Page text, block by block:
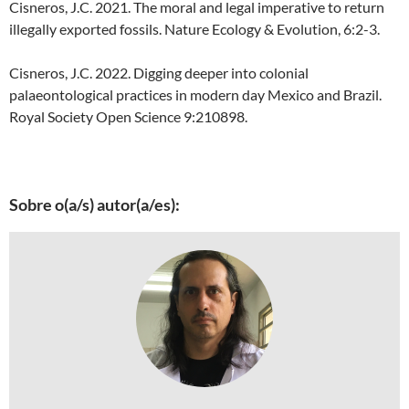
Cisneros, J.C. 2021. The moral and legal imperative to return
illegally exported fossils. Nature Ecology & Evolution, 6:2-3.
Cisneros, J.C. 2022. Digging deeper into colonial
palaeontological practices in modern day Mexico and Brazil.
Royal Society Open Science 9:210898.
Sobre o(a/s) autor(a/es):